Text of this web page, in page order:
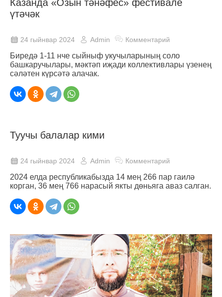
Казанда «Озын тәнәфес» фестивале
үтәчәк
24 гыйнвар 2024 Admin Комментарий
Биредә 1-11 нче сыйныф укучыларының соло
башкаручылары, мәктәп иҗади коллективлары үзенең
сәләтен күрсәтә алачак.
Туучы балалар кими
24 гыйнвар 2024 Admin Комментарий
2024 елда республикабызда 14 мең 266 пар гаилә
корган, 36 мең 766 нарасый якты дөньяга аваз салган.